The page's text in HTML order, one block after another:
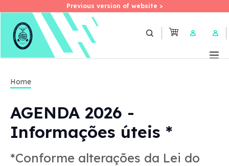
Skip
Previous version of website >
Previous version of website >
User
Home
AGENDA 2026 -
Informações úteis *
*Conforme alterações da Lei do